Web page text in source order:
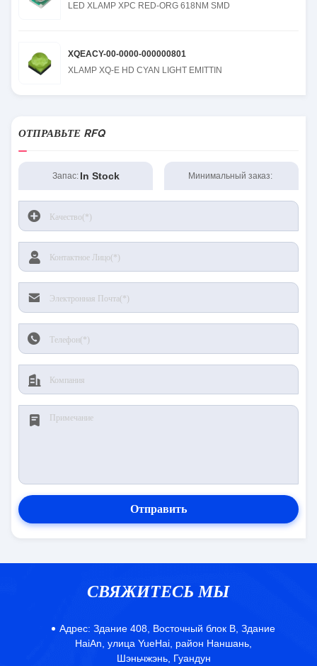
LED XLAMP XPC RED-ORG 618NM SMD
XQEACY-00-0000-000000801
XLAMP XQ-E HD CYAN LIGHT EMITTIN
ОТПРАВЬТЕ RFQ
Запас: In Stock Минимальный заказ:
Отправить
СВЯЖИТЕСЬ МЫ
Адрес: Здание 408, Восточный блок B, Здание
HaiAn, улица YueHai, район Наншань,
Шэньчжэнь, Гуандун